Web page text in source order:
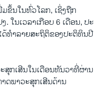
ຂຶ້ນໃນທົ່ວໂລກ, ເຊິ່ງຖືກ
ໃນເວລາເກືອບ 6 ເດືອນ, ປະ
ດ້ທຳລາຍສະຖິຕິຂອງປະຕິທິນປີ
ສຸກເສີນໃນເດືອນທັນວາທີ່ຜ່ານ
ດພາວະສຸກເສີນດ້ານ